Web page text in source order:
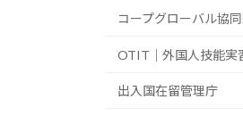
コープグローバル協
OTIT｜外国人技能実
出入国在留管理庁